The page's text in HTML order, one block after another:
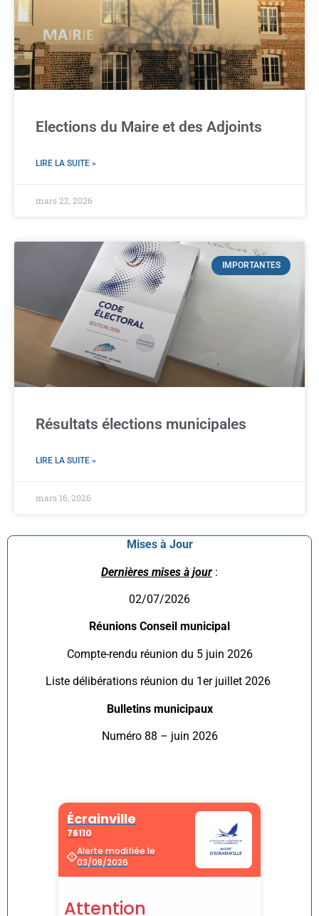
Mises à Jour
Dernières mises à jour :
02/07/2026
Réunions Conseil municipal
Compte-rendu réunion du 5 juin 2026
Liste délibérations réunion du 1er juillet 2026
Bulletins municipaux
Numéro 88 – juin 2026
Elections du Maire et des Adjoints
LIRE LA SUITE »
mars 22, 2026
IMPORTANTES
Résultats élections municipales
LIRE LA SUITE »
mars 16, 2026